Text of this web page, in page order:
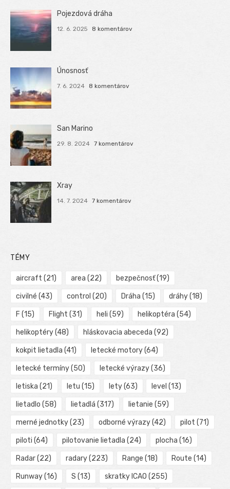
Pojezdová dráha
12. 6. 2025 8 komentárov
Únosnosť
7. 6. 2024 8 komentárov
San Marino
29. 8. 2024 7 komentárov
Xray
14. 7. 2024 7 komentárov
TÉMY
aircraft (21) area (22) bezpečnosť(19)
civilné (43) control (20) Dráha (15) dráhy(18)
F (15) Flight (31) heli (59) helikoptéra (54)
helikoptéry(48) hláskovacia abeceda (92)
kokpit lietadla (41) letecké motory(64)
letecké termíny(50) letecké výrazy(36)
letiska (21) letu (15) lety(63) level (13)
lietadlo (58) lietadlá (317) lietanie (59)
merné jednotky(23) odborné výrazy(42) pilot (71)
piloti (64) pilotovanie lietadla (24) plocha (16)
Radar(22) radary(223) Range (18) Route (14)
Runway(16) S (13) skratky ICAO (255)